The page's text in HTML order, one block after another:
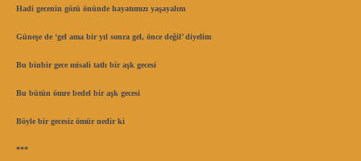
Hadi gecenin gözü önünde hayatımızı yaşayalım
Güneşe de ‘gel ama bir yıl sonra gel, önce değil’ diyelim
Bu binbir gece misali tatlı bir aşk gecesi
Bu bütün ömre bedel bir aşk gecesi
Böyle bir gecesiz ömür nedir ki
***